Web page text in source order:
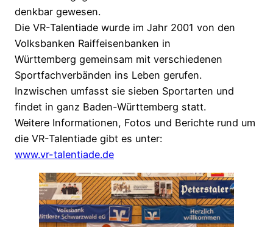
denkbar gewesen.
Die VR-Talentiade wurde im Jahr 2001 von den
Volksbanken Raiffeisenbanken in
Württemberg gemeinsam mit verschiedenen
Sportfachverbänden ins Leben gerufen.
Inzwischen umfasst sie sieben Sportarten und
findet in ganz Baden-Württemberg statt.
Weitere Informationen, Fotos und Berichte rund um
die VR-Talentiade gibt es unter:
www.vr-talentiade.de